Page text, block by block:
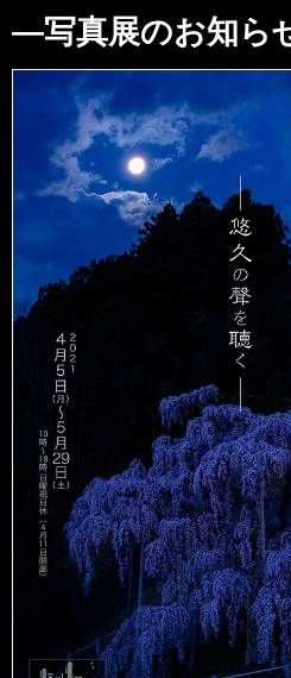
—写真展のお知ら